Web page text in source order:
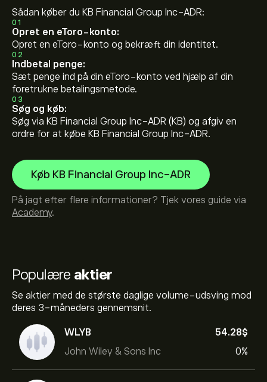
Populære aktier
Se aktier med de største daglige volume-udsving mod
deres 3-måneders gennemsnit.
WLYB
John Wiley & Sons Inc
54.28‎$‎
0%
Sådan køber du KB Financial Group Inc-ADR:
01
Opret en eToro-konto:
Opret en eToro-konto og bekræft din identitet.
02
Indbetal penge:
Sæt penge ind på din eToro-konto ved hjælp af din
foretrukne betalingsmetode.
03
Søg og køb:
Søg via KB Financial Group Inc-ADR (KB) og afgiv en
ordre for at købe KB Financial Group Inc-ADR.
Køb KB Financial Group Inc-ADR
På jagt efter flere informationer? Tjek vores guide via
Academy.